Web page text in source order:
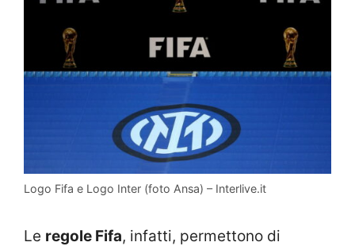
Logo Fifa e Logo Inter (foto Ansa) – Interlive.it
Le regole Fifa, infatti, permettono di